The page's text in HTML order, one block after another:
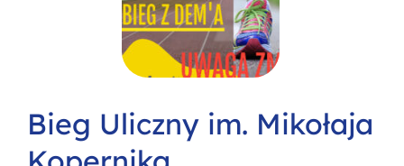
Bieg Uliczny im. Mikołaja